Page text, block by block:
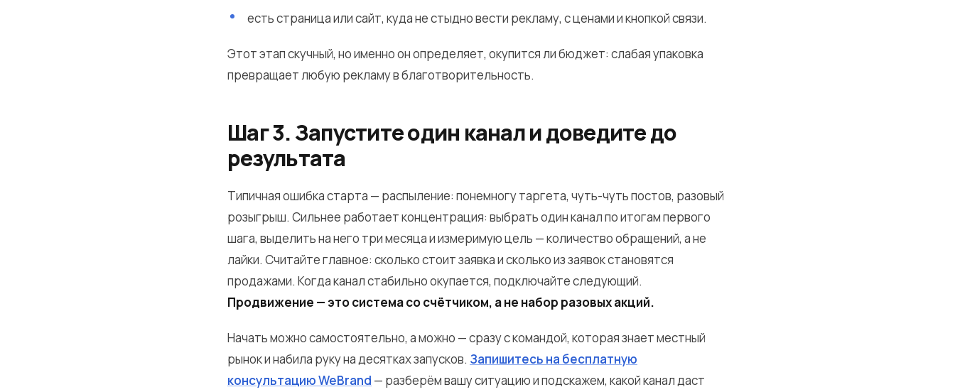
есть страница или сайт, куда не стыдно вести рекламу, с ценами и кнопкой связи.
Этот этап скучный, но именно он определяет, окупится ли бюджет: слабая упаковка
превращает любую рекламу в благотворительность.
Шаг 3. Запустите один канал и доведите до
результата
Типичная ошибка старта — распыление: понемногу таргета, чуть-чуть постов, разовый
розыгрыш. Сильнее работает концентрация: выбрать один канал по итогам первого
шага, выделить на него три месяца и измеримую цель — количество обращений, а не
лайки. Считайте главное: сколько стоит заявка и сколько из заявок становятся
продажами. Когда канал стабильно окупается, подключайте следующий.
Продвижение — это система со счётчиком, а не набор разовых акций.
Начать можно самостоятельно, а можно — сразу с командой, которая знает местный
рынок и набила руку на десятках запусков. Запишитесь на бесплатную
консультацию WeBrand — разберём вашу ситуацию и подскажем, какой канал даст